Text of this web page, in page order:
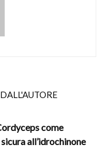
come
all’idrochinone